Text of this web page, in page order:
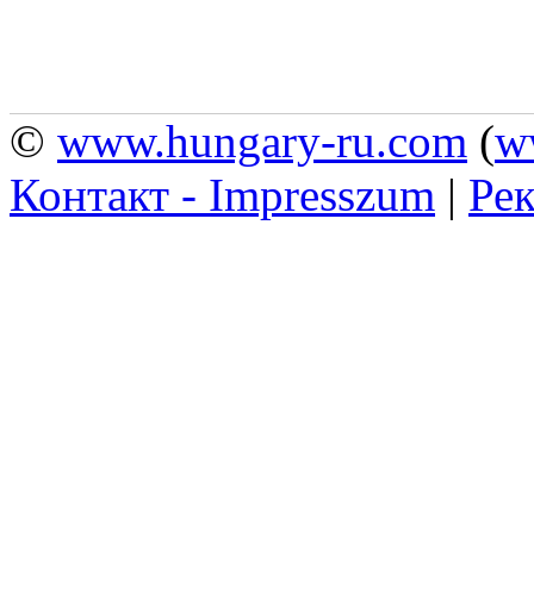
© www.hungary-ru.com (
Контакт - Impresszum |